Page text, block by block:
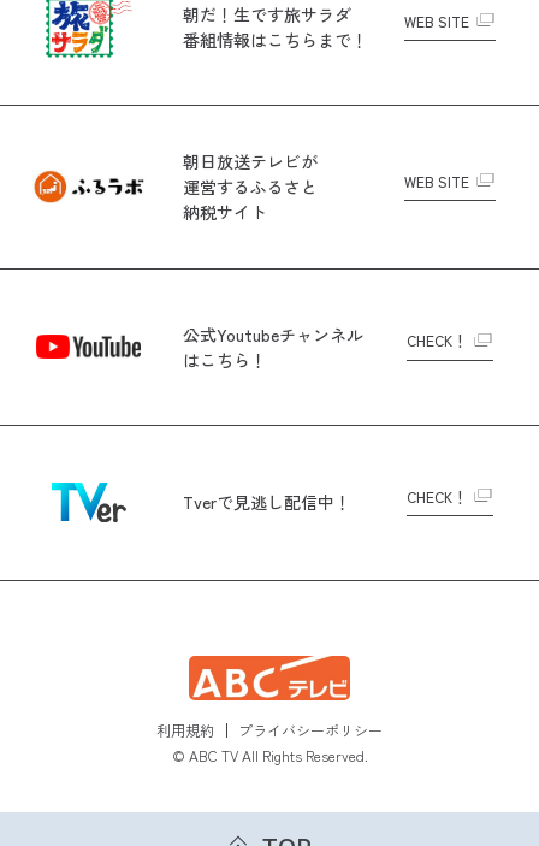
朝だ！生です旅サラダ
番組情報はこちらまで！
WEB SITE
朝日放送テレビが
運営するふるさと
納税サイト
WEB SITE
公式Youtubeチャンネル
はこちら！
CHECK！
Tverで見逃し配信中！ CHECK！
利用規約
プライバシーポリシー
© ABC TV All Rights Reserved.